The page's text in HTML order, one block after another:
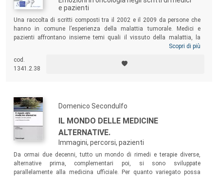
e pazienti
Una raccolta di scritti composti tra il 2002 e il 2009 da persone che
hanno in comune l’esperienza della malattia tumorale. Medici e
pazienti affrontano insieme temi quali il vissuto della malattia, la
paura, la speranza, la sofferenza, la conclusione della vita o la vita
della relazione medico-paziente, nonché sull’importanza di ascoltare e
comprendere la sofferenza delle persone.
Scopri di più
cod.
1341.2.38
Domenico Secondulfo
IL MONDO DELLE MEDICINE
ALTERNATIVE.
Immagini, percorsi, pazienti
Da ormai due decenni, tutto un mondo di rimedi e terapie diverse,
alternative prima, complementari poi, si sono sviluppate
parallelamente alla medicina ufficiale. Per quanto variegato possa